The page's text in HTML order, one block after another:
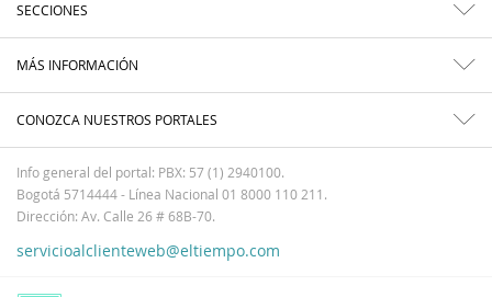
SECCIONES
MÁS INFORMACIÓN
CONOZCA NUESTROS PORTALES
Info general del portal: PBX: 57 (1) 2940100.
Bogotá 5714444 - Línea Nacional 01 8000 110 211.
Dirección: Av. Calle 26 # 68B-70.
servicioalclienteweb@eltiempo.com